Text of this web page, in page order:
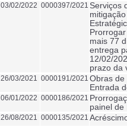
03/02/2022 0000397/2021 Serviços
mais 77
entrega
12/02/
prazo da
26/03/2021 0000191/2021 Obras de
Entrada
06/01/2022 0000186/2021
painel de
26/08/2021 0000135/2021